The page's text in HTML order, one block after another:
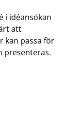
i idéansökan
att
kan passa för
presenteras.